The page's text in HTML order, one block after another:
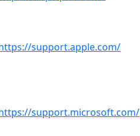
support.apple.com/
support.microsoft.com/